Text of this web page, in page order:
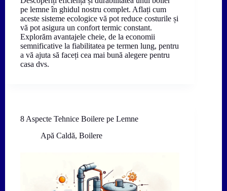
pe lemne în ghidul nostru complet. Aflați cum
aceste sisteme ecologice vă pot reduce costurile și
vă pot asigura un confort termic constant.
Explorăm avantajele cheie, de la economii
semnificative la fiabilitatea pe termen lung, pentru
a vă ajuta să faceți cea mai bună alegere pentru
casa dvs.
8 Aspecte Tehnice Boilere pe Lemne
Apă Caldă, Boilere